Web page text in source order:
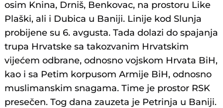
osim Knina, Drniš, Benkovac, na prostoru Like
Plaški, ali i Dubica u Baniji. Linije kod Slunja
probijene su 6. avgusta. Tada dolazi do spajanja
trupa Hrvatske sa takozvanim Hrvatskim
vijećem odbrane, odnosno vojskom Hrvata BiH,
kao i sa Petim korpusom Armije BiH, odnosno
muslimanskim snagama. Time je prostor RSK
presečen. Tog dana zauzeta je Petrinja u Baniji.